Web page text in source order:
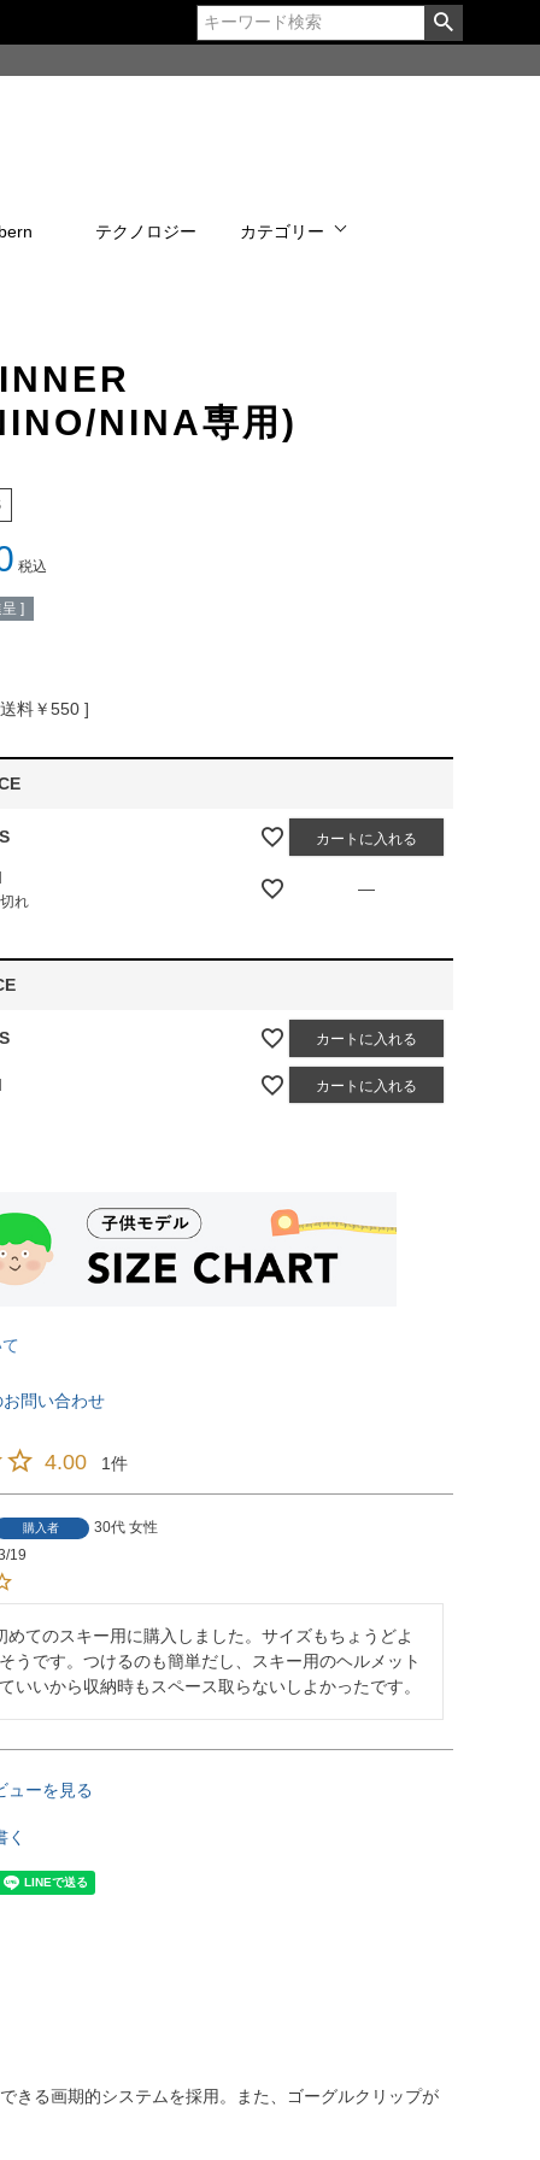
テクノロジー カテゴリー
NINA専用)
税込
]
送料￥550
カートに入れる
れ
—
カートに入れる
カートに入れる
問い合わせ
4.00 1
購入者 30代 女性
19
めてのスキー用に購入しました。サイズもちょうどよ
うです。つけるのも簡単だし、スキー用のヘルメット
いいから収納時もスペース取らないしよかったです。
ューを見る
く
きる画期的システムを採用。また、ゴーグルクリップが